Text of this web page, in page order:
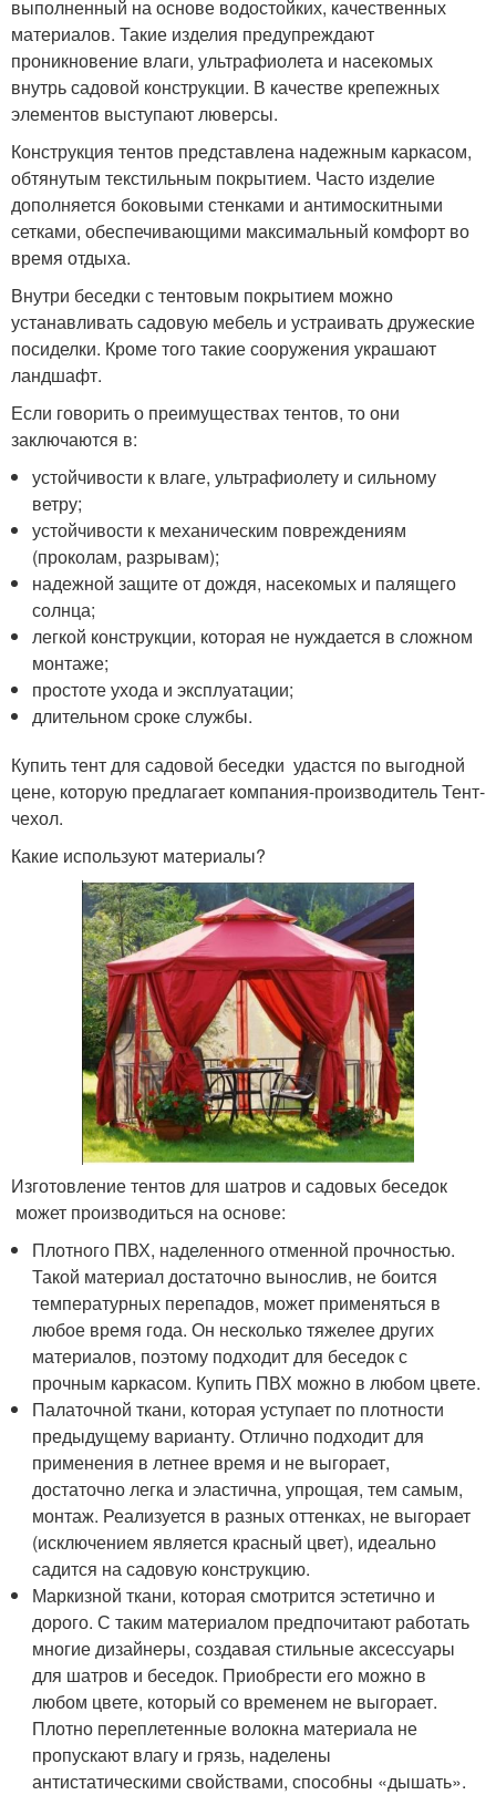
выполненный на основе водостойких, качественных
материалов. Такие изделия предупреждают
проникновение влаги, ультрафиолета и насекомых
внутрь садовой конструкции. В качестве крепежных
элементов выступают люверсы.
Конструкция тентов представлена надежным каркасом,
обтянутым текстильным покрытием. Часто изделие
дополняется боковыми стенками и антимоскитными
сетками, обеспечивающими максимальный комфорт во
время отдыха.
Внутри беседки с тентовым покрытием можно
устанавливать садовую мебель и устраивать дружеские
посиделки. Кроме того такие сооружения украшают
ландшафт.
Если говорить о преимуществах тентов, то они
заключаются в:
устойчивости к влаге, ультрафиолету и сильному
ветру;
устойчивости к механическим повреждениям
(проколам, разрывам);
надежной защите от дождя, насекомых и палящего
солнца;
легкой конструкции, которая не нуждается в сложном
монтаже;
простоте ухода и эксплуатации;
длительном сроке службы.
Купить тент для садовой беседки удастся по выгодной
цене, которую предлагает компания-производитель Тент-
чехол.
Какие используют материалы?
Изготовление тентов для шатров и садовых беседок
может производиться на основе:
Плотного ПВХ, наделенного отменной прочностью.
Такой материал достаточно вынослив, не боится
температурных перепадов, может применяться в
любое время года. Он несколько тяжелее других
материалов, поэтому подходит для беседок с
прочным каркасом. Купить ПВХ можно в любом цвете.
Палаточной ткани, которая уступает по плотности
предыдущему варианту. Отлично подходит для
применения в летнее время и не выгорает,
достаточно легка и эластична, упрощая, тем самым,
монтаж. Реализуется в разных оттенках, не выгорает
(исключением является красный цвет), идеально
садится на садовую конструкцию.
Маркизной ткани, которая смотрится эстетично и
дорого. С таким материалом предпочитают работать
многие дизайнеры, создавая стильные аксессуары
для шатров и беседок. Приобрести его можно в
любом цвете, который со временем не выгорает.
Плотно переплетенные волокна материала не
пропускают влагу и грязь, наделены
антистатическими свойствами, способны «дышать».